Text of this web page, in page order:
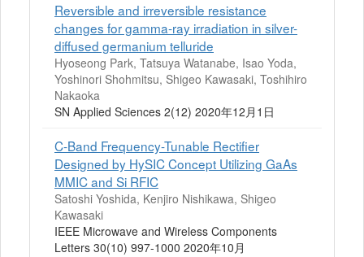
Reversible and irreversible resistance
changes for gamma-ray irradiation in silver-
diffused germanium telluride
Hyoseong Park, Tatsuya Watanabe, Isao Yoda,
Yoshinori Shohmitsu, Shigeo Kawasaki, Toshihiro
Nakaoka
SN Applied Sciences 2(12) 2020年12月1日
C-Band Frequency-Tunable Rectifier
Designed by HySIC Concept Utilizing GaAs
MMIC and Si RFIC
Satoshi Yoshida, Kenjiro Nishikawa, Shigeo
Kawasaki
IEEE Microwave and Wireless Components
Letters 30(10) 997-1000 2020年10月